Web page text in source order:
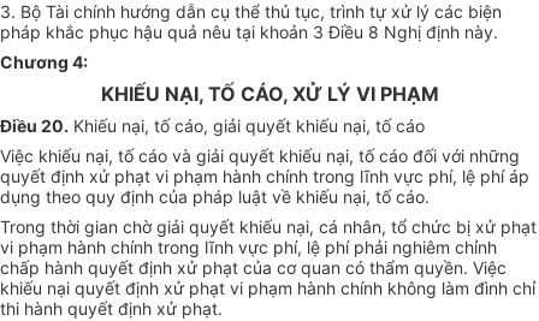
3. Bộ Tài chính hướng dẫn cụ thể thủ tục, trình tự xử lý các biện
pháp khắc phục hậu quả nêu tại khoản 3 Điều 8 Nghị định này.
Chương 4:
KHIẾU NẠI, TỐ CÁO, XỬ LÝ VI PHẠM
Điều 20. Khiếu nại, tố cáo, giải quyết khiếu nại, tố cáo
Việc khiếu nại, tố cáo và giải quyết khiếu nại, tố cáo đối với những
quyết định xử phạt vi phạm hành chính trong lĩnh vực phí, lệ phí áp
dụng theo quy định của pháp luật về khiếu nại, tố cáo.
Trong thời gian chờ giải quyết khiếu nại, cá nhân, tổ chức bị xử phạt
vi phạm hành chính trong lĩnh vực phí, lệ phí phải nghiêm chỉnh
chấp hành quyết định xử phạt của cơ quan có thẩm quyền. Việc
khiếu nại quyết định xử phạt vi phạm hành chính không làm đình chỉ
thi hành quyết định xử phạt.